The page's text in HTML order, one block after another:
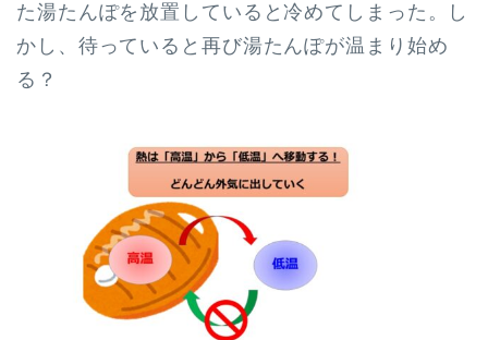
た湯たんぽを放置していると冷めてしまった。し
かし、待っていると再び湯たんぽが温まり始め
る？